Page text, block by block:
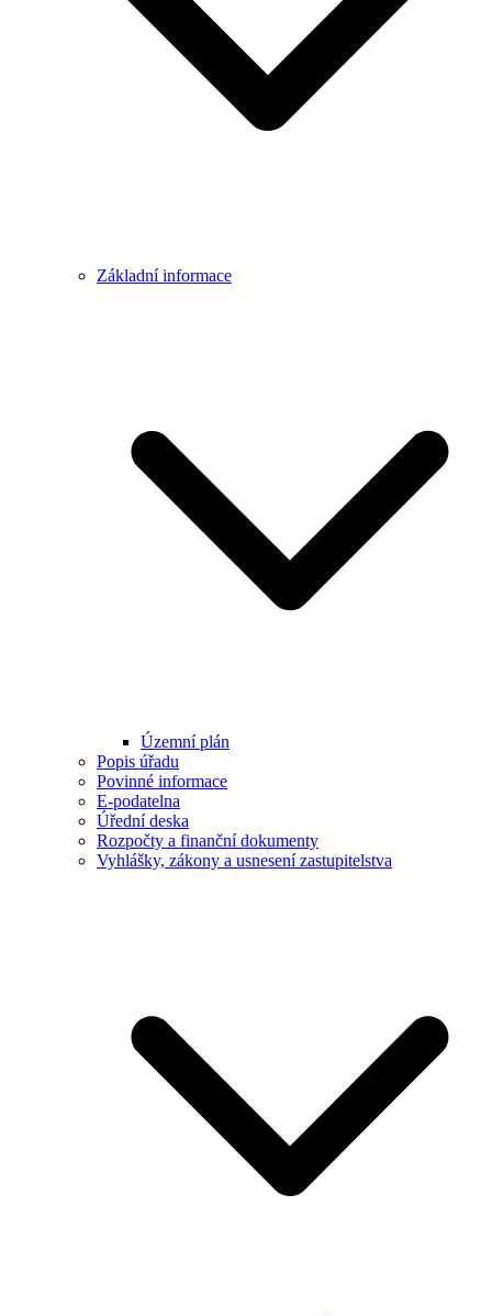
Základní informace
Územní plán
Popis úřadu
Povinné informace
E-podatelna
Úřední deska
Rozpočty a finanční dokumenty
Vyhlášky, zákony a usnesení zastupitelstva